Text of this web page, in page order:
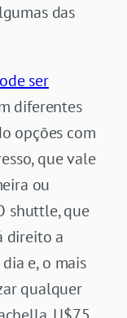
das
ser
diferentes
opções com
que vale
ou
shuttle, que
direito a
e, o mais
qualquer